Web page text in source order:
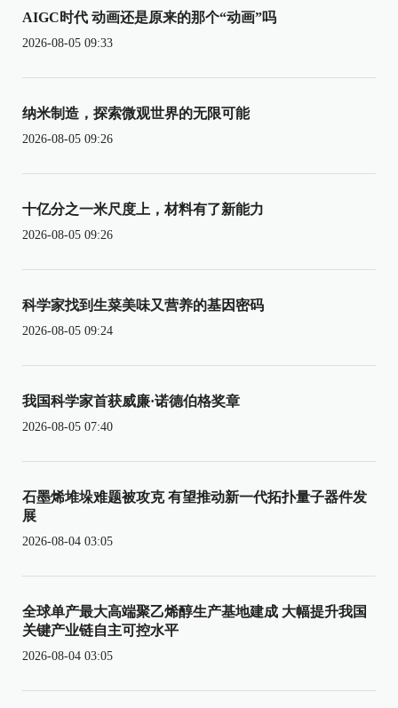
AIGC时代 动画还是原来的那个“动画”吗
2026-08-05 09:33
纳米制造，探索微观世界的无限可能
2026-08-05 09:26
十亿分之一米尺度上，材料有了新能力
2026-08-05 09:26
科学家找到生菜美味又营养的基因密码
2026-08-05 09:24
我国科学家首获威廉·诺德伯格奖章
2026-08-05 07:40
石墨烯堆垛难题被攻克 有望推动新一代拓扑量子器件发
展
2026-08-04 03:05
全球单产最大高端聚乙烯醇生产基地建成 大幅提升我国
关键产业链自主可控水平
2026-08-04 03:05